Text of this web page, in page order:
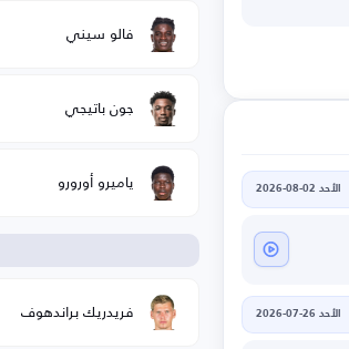
الأحد 02-08-2026
الأحد 26-07-2026
فالو سيني
جون باتيجي
ياميرو أورورو
فريدريك براندهوف